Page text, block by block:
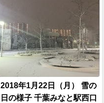
2018年1月22日（月） 雪の
日の様子 千葉みなと駅西口